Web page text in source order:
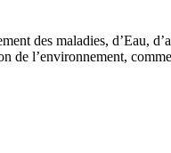
des maladies, d’Eau,
de l’environnement,